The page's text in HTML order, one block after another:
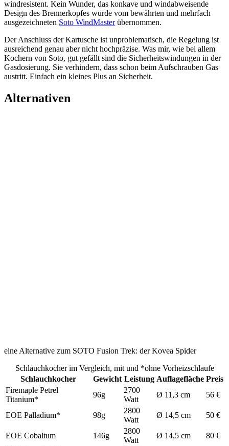
windresistent. Kein Wunder, das konkave und windabweisende
Design des Brennerkopfes wurde vom bewährten und mehrfach
ausgezeichneten Soto WindMasterübernommen.
Der Anschluss der Kartusche ist unproblematisch, die Regelung ist
ausreichend genau aber nicht hochpräzise. Was mir, wie bei allem
Kochern von Soto, gut gefällt sind die Sicherheitswindungen in der
Gasdosierung. Sie verhindern, dass schon beim Aufschrauben Gas
austritt. Einfach ein kleines Plus an Sicherheit.
Alternativen
eine Alternative zum SOTO Fusion Trek: der Kovea Spider
Schlauchkocher im Vergleich, mit und *ohne Vorheizschlaufe
Schlauchkocher
Gewicht Leistung Auflagefläche Preis
Firemaple Petrel
Titanium*
96g
2700
Watt
Ø 11,3 cm 56 €
EOE Palladium* 98g
2800
Watt
Ø 14,5 cm 50 €
EOE Cobaltum 146g
2800
Watt
Ø 14,5 cm
80 €